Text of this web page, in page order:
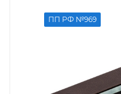
ПП РФ №969